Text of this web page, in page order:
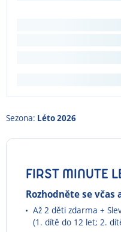
Sezona: Léto 2026
FIRST MINUTE
Rozhodněte se včas
Až 2 děti zdarma +
(1. dítě do 12 let; 2.